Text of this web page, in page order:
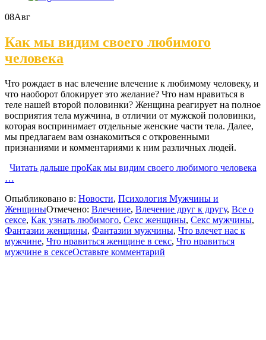
08Авг
Как мы видим своего любимого
человека
Что рождает в нас влечение влечение к любимому человеку, и
что наоборот блокирует это желание? Что нам нравиться в
теле нашей второй половинки? Женщина реагирует на полное
восприятия тела мужчина, в отличии от мужской половинки,
которая воспринимает отдельные женские части тела. Далее,
мы предлагаем вам ознакомиться с откровенными
признаниями и комментариями к ним различных людей.
Читать дальше проКак мы видим своего любимого человека
…
Опыбликовано в: Новости, Психология Мужчины и
ЖенщиныОтмечено: Влечение, Влечение друг к другу, Все о
сексе, Как узнать любимого, Секс женщины, Секс мужчины,
Фантазии женщины, Фантазии мужчины, Что влечет нас к
мужчине, Что нравиться женщине в секс, Что нравиться
мужчине в сексеОставьте комментарий